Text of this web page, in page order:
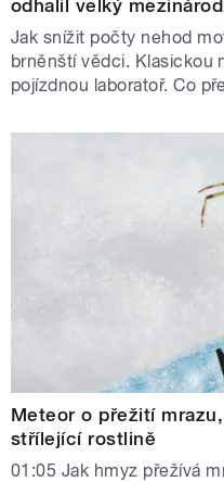
odhalil velký
Jak snížit počty nehod
brněnští vědci. Klasickou
pojízdnou laboratoř. Co
Meteor o přežití
střílející rostlině
01:05 Jak hmyz přežívá